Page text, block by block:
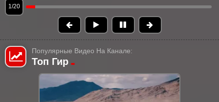
1/20
Популярные Видео На Канале:
Топ Гир